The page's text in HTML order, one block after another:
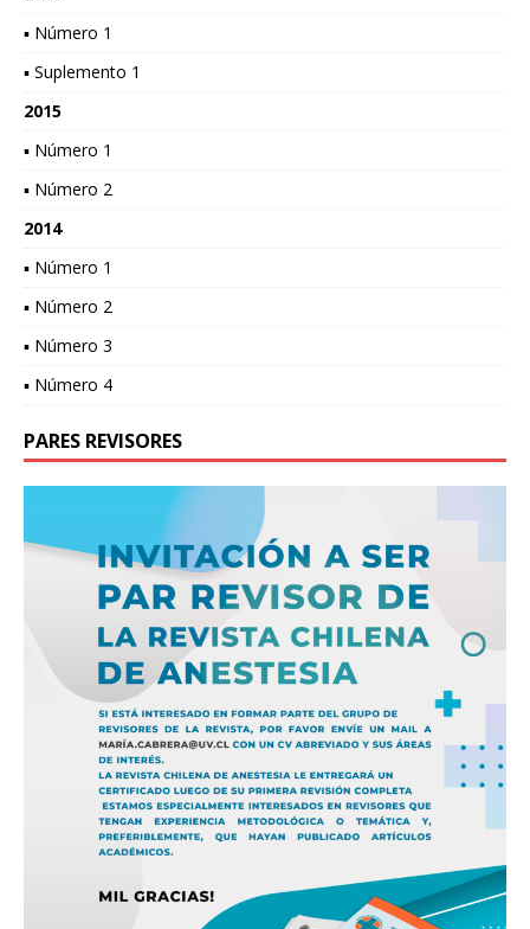
▪ Número 1
▪ Suplemento 1
2015
▪ Número 1
▪ Número 2
2014
▪ Número 1
▪ Número 2
▪ Número 3
▪ Número 4
PARES REVISORES